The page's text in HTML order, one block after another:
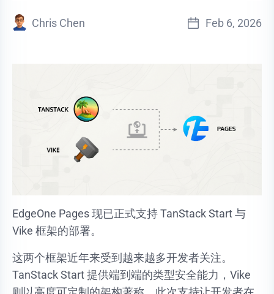
Chris Chen Feb 6, 2026
EdgeOne Pages 现已正式支持 TanStack Start 与
Vike 框架的部署。
这两个框架近年来受到越来越多开发者关注。
TanStack Start 提供端到端的类型安全能力，Vike